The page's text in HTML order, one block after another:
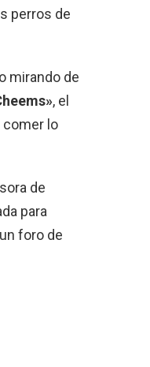
perros de
mirando de
, el
comer lo
de
para
foro de